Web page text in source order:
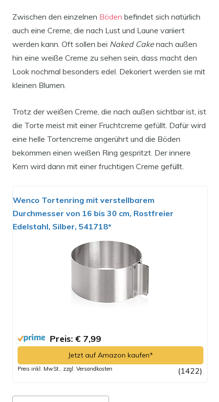
Zwischen den einzelnen Böden befindet sich natürlich
auch eine Creme, die nach Lust und Laune variiert
werden kann. Oft sollen bei Naked Cakenach außen
hin eine weiße Creme zu sehen sein, dass macht den
Look nochmal besonders edel. Dekoriert werden sie mit
kleinen Blumen.
Trotz der weißen Creme, die nach außen sichtbar ist, ist
die Torte meist mit einer Fruchtcreme gefüllt. Dafür wird
eine helle Tortencreme angerührt und die Böden
bekommen einen weißen Ring gespritzt. Der innere
Kern wird dann mit einer fruchtigen Creme gefüllt.
Wenco Tortenring mit verstellbarem
Durchmesser von 16 bis 30 cm, Rostfreier
Edelstahl, Silber, 541718*
Preis: € 7,99
Jetzt auf Amazon kaufen*
Preis inkl. MwSt., zzgl. Versandkosten (1422)